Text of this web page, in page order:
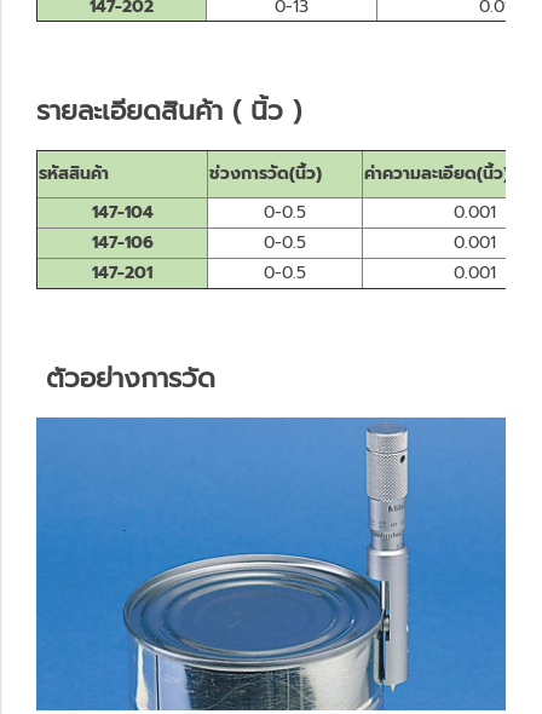
147-202 0-13 0.01
รายละเอียดสินค้า ( นิ้ว )
รหัสสินค้า ช่วงการวัด(นิ้ว)
ค่าความละเอียด(นิ้ว)
147-104
0-0.5
0.001
147-106
0-0.5
0.001
147-201
0-0.5 0.001
ตัวอย่างการวัด